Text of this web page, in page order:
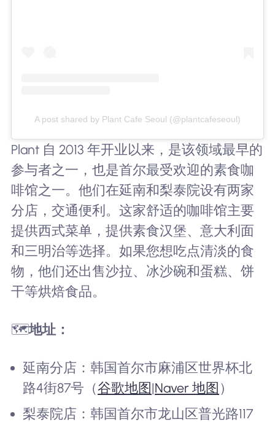
A post shared by Plant Cafe Seoul (@plantcafeseoul)
Plant 自 2013 年开业以来，是该领域最早的
参与者之一，也是首尔最受欢迎的素食咖
啡馆之一。他们在延南和梨泰院设有两家
分店，交通便利。这家舒适的咖啡馆主要
提供西式菜单，提供素食汉堡、意大利面
和三明治等选择。如果您想吃点清淡的食
物，他们还出售沙拉、冰沙碗和蛋糕、饼
干等烘焙食品。
🗺️地址：
延南分店：韩国首尔市麻浦区世界杯北
路4街87号（谷歌地图|Naver 地图 ）
梨泰院店：韩国首尔市龙山区普光路117